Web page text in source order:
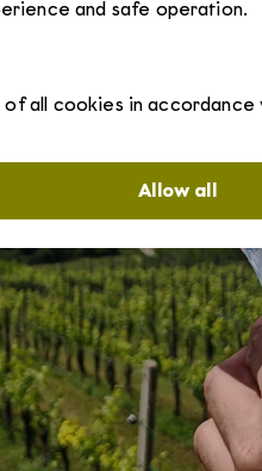
and safe operation.
all cookies in accordance
Allow all